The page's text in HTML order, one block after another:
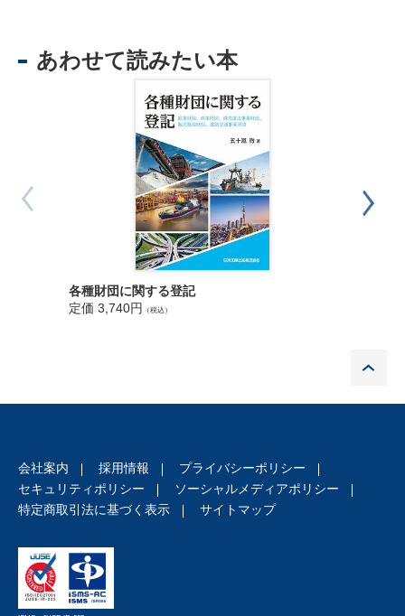
（６） 復旧の際の買取請求手続の整備
（７） 建替え決議の要件緩和，手続の整備
（９） 法人登記事務の取扱い（先例①）
（10） その後の関係法律の改正に伴う改正
1. 平成20 年法律20 号
2. 平成23 年法律53 号
3. 令和２年法律８号
4. 令和３年法律37 号
（11） 参考先例
１：２：５ 区分法の主な規定
1：2：5：1 復旧
（１） 昭和37 年法
（３） 多数決による建替え
（４） 建物全体の朽廃・滅失
1：2：5：3 建替えの円滑化（平成14 年改正法）
（２） 既存の区分所有建物への適用
（３） 敷地の有効利用のみを目的とする建替え
（４） 建替法の制定と改正
あわせて読みたい本
各種財団に関する登記
定価 3,740円
（税込）
会社案内 採用情報
プライバシーポリシー
セキュリティポリシー
ソーシャルメディアポリシー
特定商取引法に基づく表示
サイトマップ